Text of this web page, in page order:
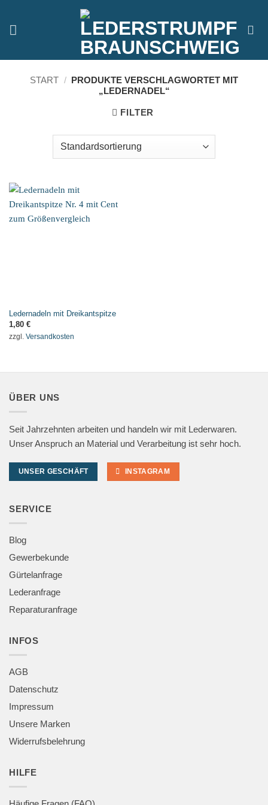
springen
START / PRODUKTE VERSCHLAGWORTET MIT
„LEDERNADEL“
FILTER
Ledernadeln mit Dreikantspitze
1,80 €
zzgl. Versandkosten
ÜBER UNS
Seit Jahrzehnten arbeiten und handeln wir mit Lederwaren.
Unser Anspruch an Material und Verarbeitung ist sehr hoch.
UNSER GESCHÄFT INSTAGRAM
SERVICE
Blog
Gewerbekunde
Gürtelanfrage
Lederanfrage
Reparaturanfrage
INFOS
AGB
Datenschutz
Impressum
Unsere Marken
Widerrufsbelehrung
HILFE